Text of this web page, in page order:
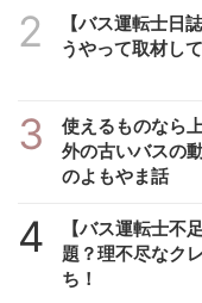
2
【バス運転士日
うやって取材し
3
使えるものなら
外の古いバスの
のよもやま話
4
【バス運転士不
題？理不尽なク
ち！